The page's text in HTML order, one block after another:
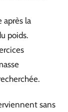
après la
poids.
sans